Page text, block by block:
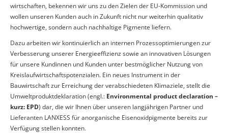
wirtschaften, bekennen wir uns zu den Zielen der EU-Kommission und
wollen unseren Kunden auch in Zukunft nicht nur weiterhin qualitativ
hochwertige, sondern auch nachhaltige Pigmente liefern.
Dazu arbeiten wir kontinuierlich an internen Prozessoptimierungen zur
Verbesserung unserer Energieeffizienz sowie an innovativen Lösungen
für unsere Kundinnen und Kunden unter bestmöglicher Nutzung von
Kreislaufwirtschaftspotenzialen. Ein neues Instrument in der
Bauwirtschaft zur Erreichung der verabschiedeten Klimaziele, stellt die
Umweltproduktdeklaration (engl.: Environmental product declaration –
kurz: EPD) dar, die wir Ihnen über unseren langjährigen Partner und
Lieferanten LANXESS für anorganische Eisenoxidpigmente bereits zur
Verfügung stellen konnten.